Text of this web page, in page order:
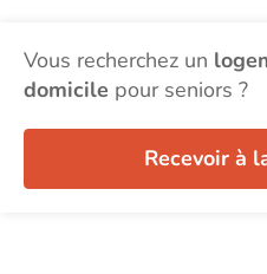
Vous recherchez un
domicile pour seniors ?
Recevoir à